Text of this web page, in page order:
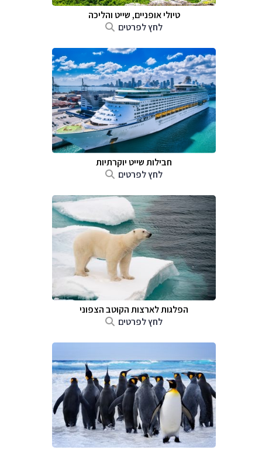
טיולי אופניים, שייט והליכה
לחץ לפרטים
חבילות שייט יוקרתיות
לחץ לפרטים
הפלגות לארצות הקוטב הצפוני
לחץ לפרטים